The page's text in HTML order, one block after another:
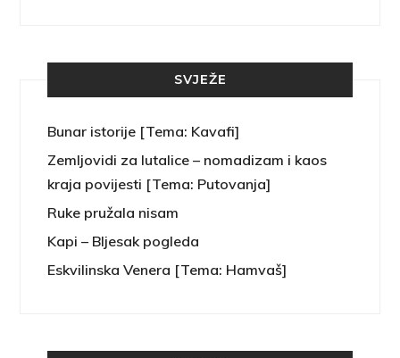
SVJEŽE
Bunar istorije [Tema: Kavafi]
Zemljovidi za lutalice – nomadizam i kaos
kraja povijesti [Tema: Putovanja]
Ruke pružala nisam
Kapi – Bljesak pogleda
Eskvilinska Venera [Tema: Hamvaš]